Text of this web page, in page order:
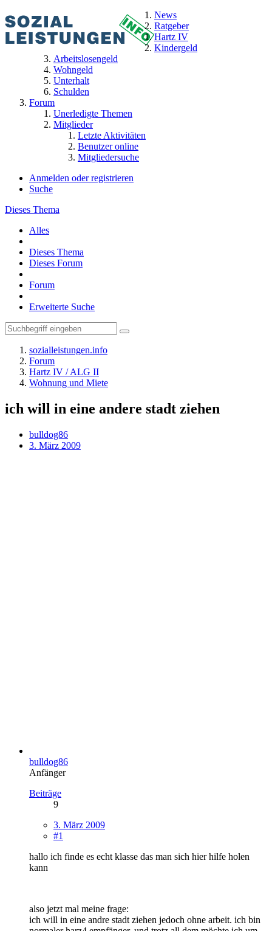
News
Ratgeber
Hartz IV
Kindergeld
Arbeitslosengeld
Wohngeld
Unterhalt
Schulden
Forum
Unerledigte Themen
Mitglieder
Letzte Aktivitäten
Benutzer online
Mitgliedersuche
Anmelden oder registrieren
Suche
Dieses Thema
Alles
Dieses Thema
Dieses Forum
Forum
Erweiterte Suche
sozialleistungen.info
Forum
Hartz IV / ALG II
Wohnung und Miete
ich will in eine andere stadt ziehen
bulldog86
3. März 2009
bulldog86
Anfänger
Beiträge
9
3. März 2009
#1
hallo ich finde es echt klasse das man sich hier hilfe holen
kann
also jetzt mal meine frage:
ich will in eine andre stadt ziehen jedoch ohne arbeit. ich bin